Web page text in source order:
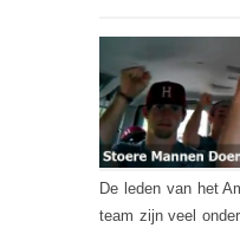
De leden van het
team zijn veel